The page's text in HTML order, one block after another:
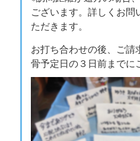
ございます。詳しくお問
ただきます。
お打ち合わせの後、ご請
骨予定日の３日前までに